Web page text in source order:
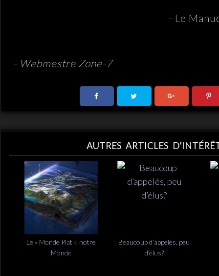
- Le
- Webmestre Zone-7
AUTRES ARTICLES
Le « Monde Plat », notre
Monde
Beaucoup d’appelés, peu
d’élus?